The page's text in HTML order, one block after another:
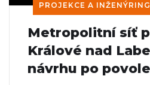
PROJEKCE A INŽENÝRING
Metropolitní síť
Králové nad
návrhu po